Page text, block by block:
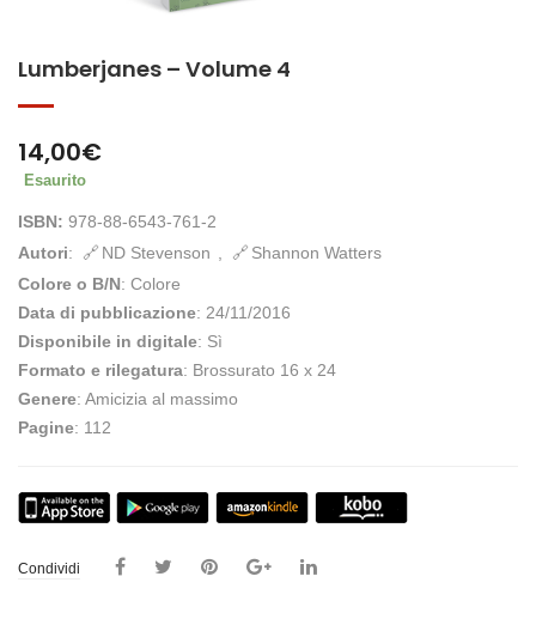
Lumberjanes – Volume 4
14,00€
Esaurito
ISBN: 978-88-6543-761-2
Autori: ND Stevenson ,
Shannon Watters
Colore o B/N: Colore
Data di pubblicazione: 24/11/2016
Disponibile in digitale: Sì
Formato e rilegatura: Brossurato 16 x 24
Genere: Amicizia al massimo
Pagine: 112
Condividi